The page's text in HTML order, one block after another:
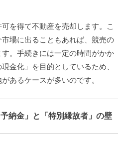
を得て不動産を売却します。こ
場に出ることもあれば、競売の
。手続きには一定の時間がかか
金化」を目的としているため、
あるケースが多いのです。
納金」と「特別縁故者」の壁